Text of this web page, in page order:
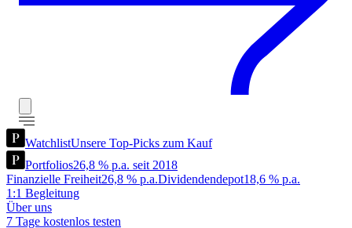
WatchlistUnsere Top-Picks zum Kauf
Portfolios26,8 % p.a. seit 2018
Finanzielle Freiheit26,8 % p.a.Dividendendepot18,6 % p.a.
1:1 Begleitung
Über uns
7 Tage kostenlos testen